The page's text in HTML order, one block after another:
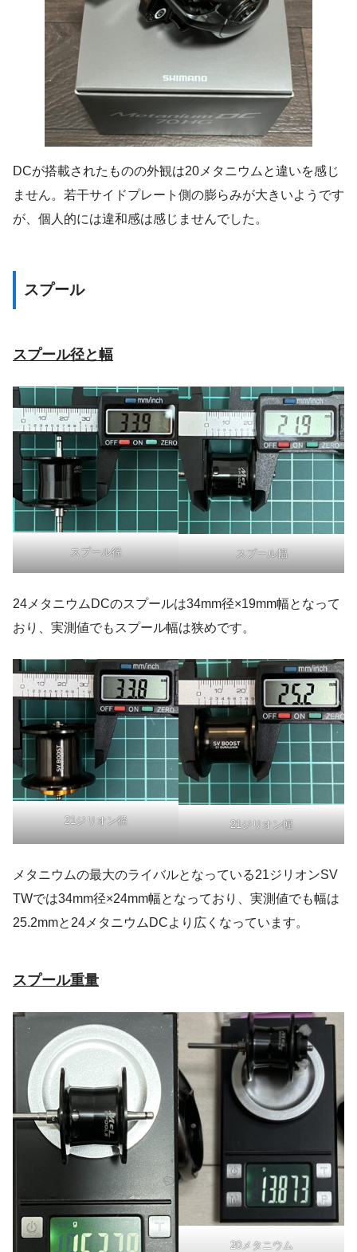
DCが搭載されたものの外観は20メタニウムと違いを感じ
ません。若干サイドプレート側の膨らみが大きいようです
が、個人的には違和感は感じませんでした。
スプール
スプール径と幅
スプール径 スプール幅
24メタニウムDCのスプールは34mm径×19mm幅となって
おり、実測値でもスプール幅は狭めです。
21ジリオン径 21ジリオン幅
メタニウムの最大のライバルとなっている21ジリオンSV
TWでは34mm径×24mm幅となっており、実測値でも幅は
25.2mmと24メタニウムDCより広くなっています。
スプール重量
20メタニウム